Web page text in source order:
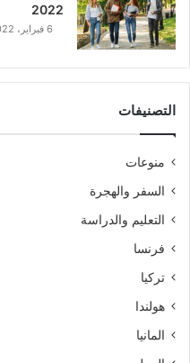
2022
6 فبراير، 2022
التصنيفات
منوعات
السفر والهجرة
التعليم والدراسة
فرنسا
تركيا
هولندا
المانيا